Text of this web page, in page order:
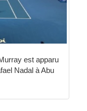
est apparu
Nadal à Abu